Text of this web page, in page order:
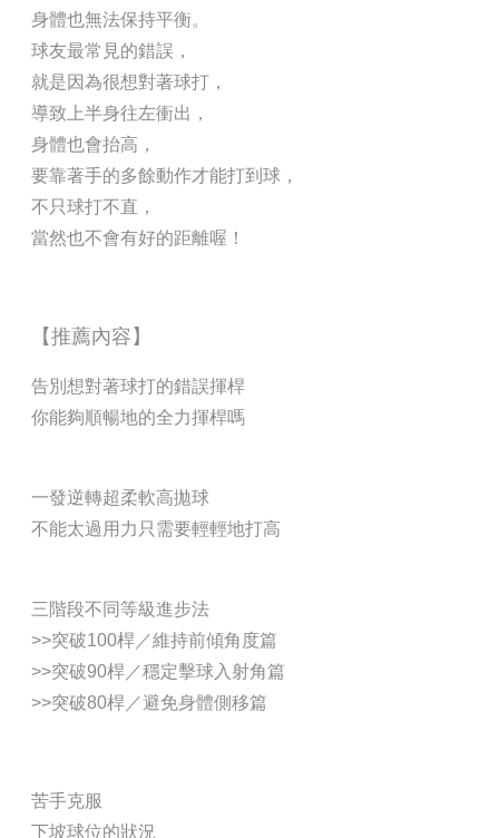
身體也無法保持平衡。
球友最常見的錯誤，
就是因為很想對著球打，
導致上半身往左衝出，
身體也會抬高，
要靠著手的多餘動作才能打到球，
不只球打不直，
當然也不會有好的距離喔！
【推薦內容】
告別想對著球打的錯誤揮桿
你能夠順暢地的全力揮桿嗎
一發逆轉超柔軟高拋球
不能太過用力只需要輕輕地打高
三階段不同等級進步法
>>突破100桿／維持前傾角度篇
>>突破90桿／穩定擊球入射角篇
>>突破80桿／避免身體側移篇
苦手克服
下坡球位的狀況